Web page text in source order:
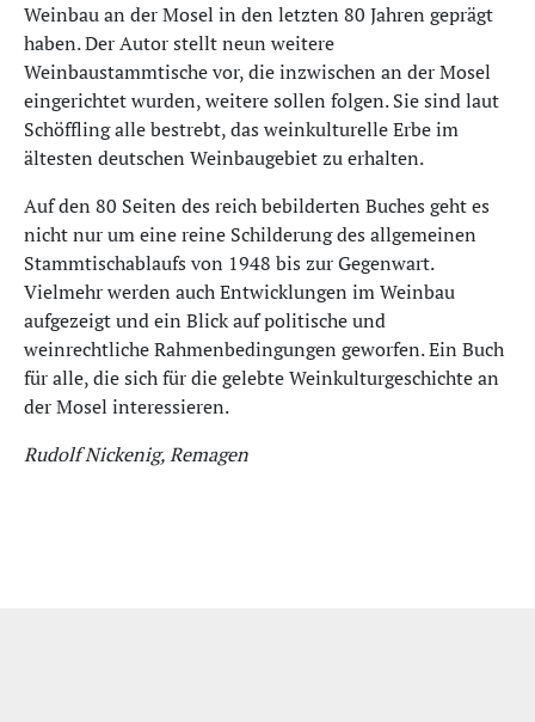
Weinbau an der Mosel in den letzten 80 Jahren geprägt
haben. Der Autor stellt neun weitere
Weinbaustammtische vor, die inzwischen an der Mosel
eingerichtet wurden, weitere sollen folgen. Sie sind laut
Schöffling alle bestrebt, das weinkulturelle Erbe im
ältesten deutschen Weinbaugebiet zu erhalten.
Auf den 80 Seiten des reich bebilderten Buches geht es
nicht nur um eine reine Schilderung des allgemeinen
Stammtischablaufs von 1948 bis zur Gegenwart.
Vielmehr werden auch Entwicklungen im Weinbau
aufgezeigt und ein Blick auf politische und
weinrechtliche Rahmenbedingungen geworfen. Ein Buch
für alle, die sich für die gelebte Weinkulturgeschichte an
der Mosel interessieren.
Rudolf Nickenig, Remagen